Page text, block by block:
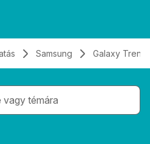
Samsung Galaxy Trend
a keresési